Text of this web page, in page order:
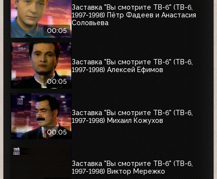
00:05
Заставка "Вы смотрите ТВ-6" (ТВ-6,
1997-1998) Пётр Фадеев и Анастасия
Соловьева
00:05
Заставка "Вы смотрите ТВ-6" (ТВ-6,
1997-1998) Алексей Ефимов
00:05
Заставка "Вы смотрите ТВ-6" (ТВ-6,
1997-1998) Михаил Кожухов
Заставка "Вы смотрите ТВ-6" (ТВ-6,
1997-1998) Виктор Мережко